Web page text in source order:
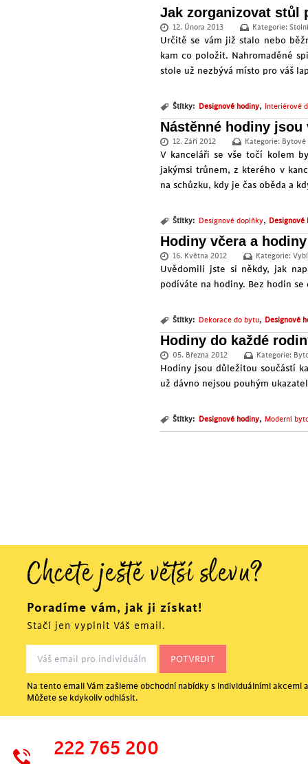
Jak zorganizovat stůl
12. Února 2013 Kategorie:
Určitě se vám již stalo nebo
kam co položit. Nahromaděné
stole už nezbývá místo pro váš
Štítky: Designové hodiny, Interiérové
Nástěnné hodiny
12. Září 2012 Kategorie:
V kanceláři se vše točí kolem
jakýmsi trůnem, z kterého v
na schůzku, kdy je čas oběda a
Štítky: Designové doplňky, Designové
Hodiny včera a
16. Května 2012 Kategorie:
Uvědomili jste si někdy, jak
podíváte na hodiny. Bez hodin
Štítky: Dekorace do bytu, Designové
Hodiny do každé
05. Března 2012 Kategorie:
Hodiny jsou důležitou součástí
už dávno nejsou pouhým
Štítky: Designové hodiny, Moderní
Chcete ještě větší slevu?
Poradíme vám, jak ji získat!
Stačí jen vyplnit Váš email.
Na tento email Vám zašleme obchodní nabídky s individuálními akcemi
Můžete se kdykoliv odhlásit.
222 765 200